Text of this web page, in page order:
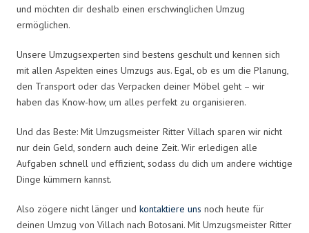
und möchten dir deshalb einen erschwinglichen Umzug
ermöglichen.
Unsere Umzugsexperten sind bestens geschult und kennen sich
mit allen Aspekten eines Umzugs aus. Egal, ob es um die Planung,
den Transport oder das Verpacken deiner Möbel geht – wir
haben das Know-how, um alles perfekt zu organisieren.
Und das Beste: Mit Umzugsmeister Ritter Villach sparen wir nicht
nur dein Geld, sondern auch deine Zeit. Wir erledigen alle
Aufgaben schnell und effizient, sodass du dich um andere wichtige
Dinge kümmern kannst.
Also zögere nicht länger und kontaktiere uns noch heute für
deinen Umzug von Villach nach Botosani. Mit Umzugsmeister Ritter